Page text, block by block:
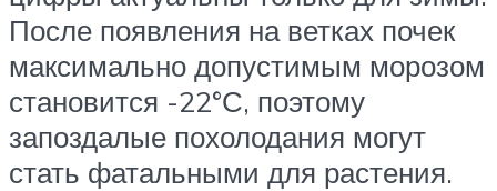
После появления на ветках почек
максимально допустимым морозом
становится -22°С, поэтому
запоздалые похолодания могут
стать фатальными для растения.